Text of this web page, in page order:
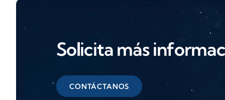
Solicita más
CONTÁCTANOS